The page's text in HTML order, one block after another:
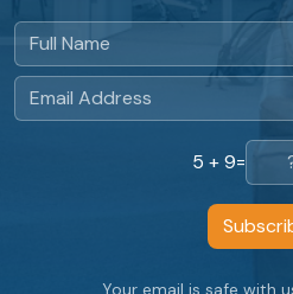
5 + 9=
Your email is safe with